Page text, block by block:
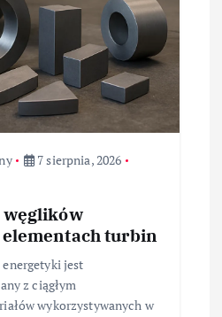
7 sierpnia, 2026
węglików
turbin
jest
z ciągłym
wykorzystywanych w